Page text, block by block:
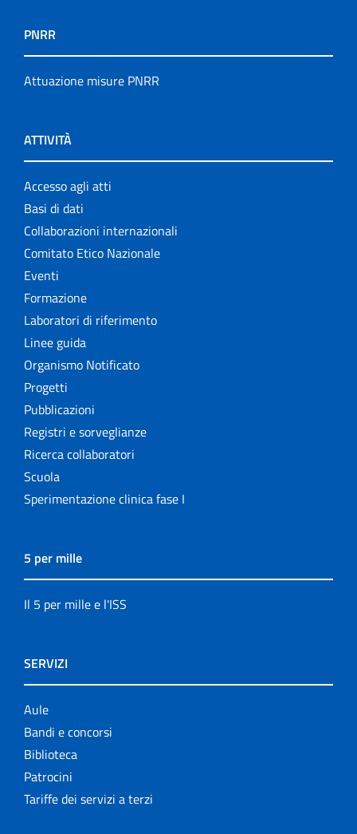
PNRR
Attuazione misure PNRR
ATTIVITÀ
Accesso agli atti
Basi di dati
Collaborazioni internazionali
Comitato Etico Nazionale
Eventi
Formazione
Laboratori di riferimento
Linee guida
Organismo Notificato
Progetti
Pubblicazioni
Registri e sorveglianze
Ricerca collaboratori
Scuola
Sperimentazione clinica fase I
5 per mille
Il 5 per mille e l'ISS
SERVIZI
Aule
Bandi e concorsi
Biblioteca
Patrocini
Tariffe dei servizi a terzi